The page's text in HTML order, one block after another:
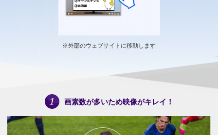
※外部のウェブサイトに移動します
画素数が多いため映像がキレイ！